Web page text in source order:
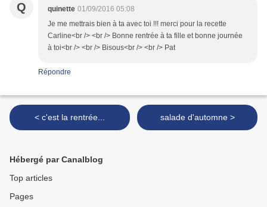
Q quinette 01/09/2016 05:08
Je me mettrais bien à ta avec toi !!! merci pour la recette
Carline<br /> <br /> Bonne rentrée à ta fille et bonne journée
à toi<br /> <br /> Bisous<br /> <br /> Pat
Répondre
< c'est la rentrée... salade d'automne >
Hébergé par Canalblog
Top articles
Pages